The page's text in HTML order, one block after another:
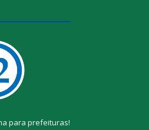
para prefeituras!